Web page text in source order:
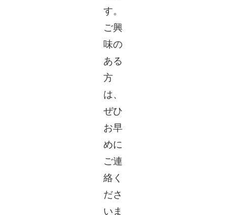
す。
ご興
味の
ある
方
は、
ぜひ
お早
めに
ご連
絡く
ださ
いま